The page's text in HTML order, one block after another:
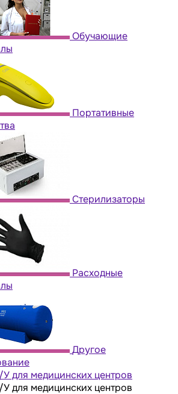
Обучающие
Портативные
Стерилизаторы
Расходные
Другое
для медицинских центров
для медицинских центров